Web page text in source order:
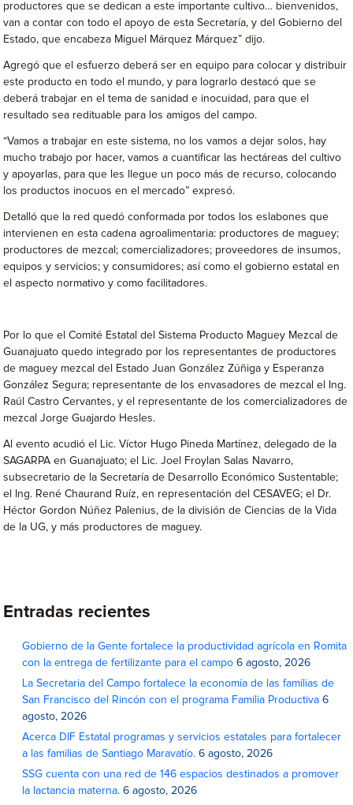
productores que se dedican a este importante cultivo… bienvenidos,
van a contar con todo el apoyo de esta Secretaría, y del Gobierno del
Estado, que encabeza Miguel Márquez Márquez” dijo.
Agregó que el esfuerzo deberá ser en equipo para colocar y distribuir
este producto en todo el mundo, y para lograrlo destacó que se
deberá trabajar en el tema de sanidad e inocuidad, para que el
resultado sea redituable para los amigos del campo.
“Vamos a trabajar en este sistema, no los vamos a dejar solos, hay
mucho trabajo por hacer, vamos a cuantificar las hectáreas del cultivo
y apoyarlas, para que les llegue un poco más de recurso, colocando
los productos inocuos en el mercado” expresó.
Detalló que la red quedó conformada por todos los eslabones que
intervienen en esta cadena agroalimentaria: productores de maguey;
productores de mezcal; comercializadores; proveedores de insumos,
equipos y servicios; y consumidores; así como el gobierno estatal en
el aspecto normativo y como facilitadores.
Por lo que el Comité Estatal del Sistema Producto Maguey Mezcal de
Guanajuato quedo integrado por los representantes de productores
de maguey mezcal del Estado Juan González Zúñiga y Esperanza
González Segura; representante de los envasadores de mezcal el Ing.
Raúl Castro Cervantes, y el representante de los comercializadores de
mezcal Jorge Guajardo Hesles.
Al evento acudió el Lic. Víctor Hugo Pineda Martínez, delegado de la
SAGARPA en Guanajuato; el Lic. Joel Froylan Salas Navarro,
subsecretario de la Secretaría de Desarrollo Económico Sustentable;
el Ing. René Chaurand Ruíz, en representación del CESAVEG; el Dr.
Héctor Gordon Núñez Palenius, de la división de Ciencias de la Vida
de la UG, y más productores de maguey.
Entradas recientes
Gobierno de la Gente fortalece la productividad agrícola en Romita
con la entrega de fertilizante para el campo 6 agosto, 2026
La Secretaria del Campo fortalece la economía de las familias de
San Francisco del Rincón con el programa Familia Productiva 6
agosto, 2026
Acerca DIF Estatal programas y servicios estatales para fortalecer
a las familias de Santiago Maravatío. 6 agosto, 2026
SSG cuenta con una red de 146 espacios destinados a promover
la lactancia materna. 6 agosto, 2026